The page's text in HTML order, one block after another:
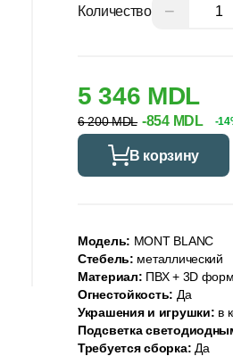
Количество −
5 346 MDL
6 200 MDL -854 MDL -
В корзину
Модель: MONT BLANC
Стебель: металлический
Материал: ПВХ + 3D
Огнестойкость: Да
Украшения и игрушки: в
Подсветка
Требуется сборка: Да